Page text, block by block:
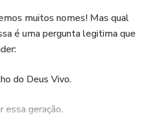
muitos nomes! Mas qual
é uma pergunta legitima que
do Deus Vivo.
essa geração.